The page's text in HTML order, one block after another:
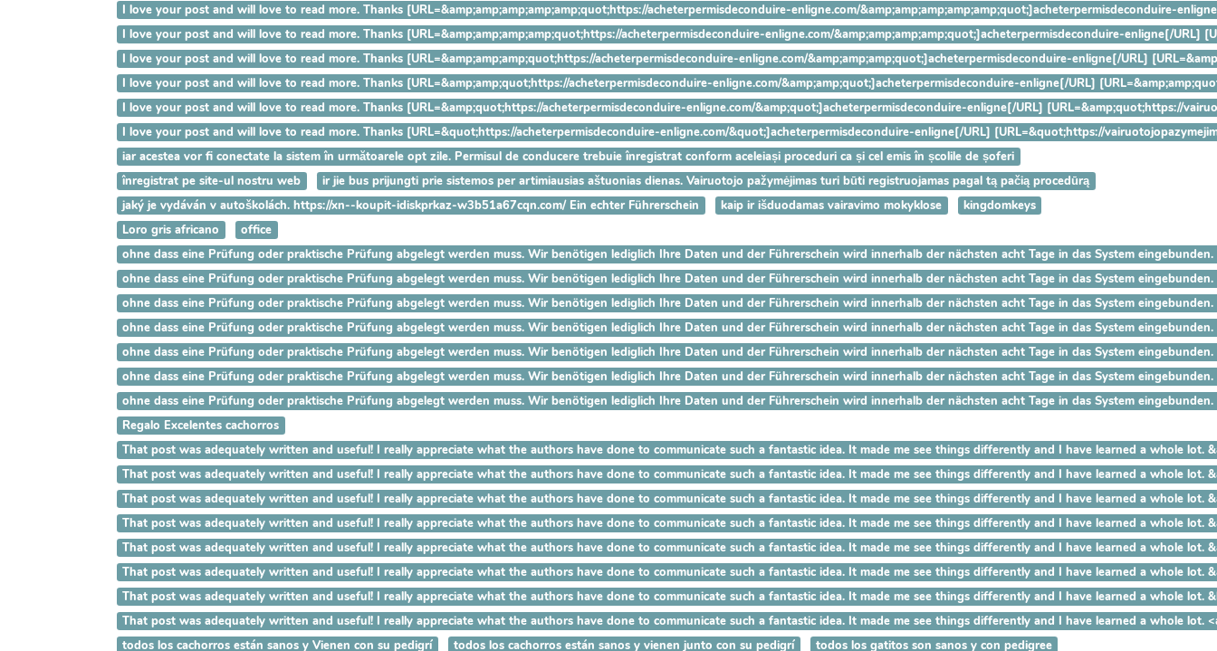
I love your post and will love to read more. Thanks [URL=&amp;amp;amp;amp;amp;quot;https://acheterpermisdeconduire-enligne.com/&amp;amp;amp;amp;amp;quot;]acheterpermisdeconduire-
I love your post and will love to read more. Thanks [URL=&amp;amp;amp;amp;quot;https://acheterpermisdeconduire-enligne.com/&amp;amp;amp;amp;quot;]acheterpermisdeconduire-enligne[/
I love your post and will love to read more. Thanks [URL=&amp;amp;amp;quot;https://acheterpermisdeconduire-enligne.com/&amp;amp;amp;quot;]acheterpermisdeconduire-enligne[/URL]
I love your post and will love to read more. Thanks [URL=&amp;amp;quot;https://acheterpermisdeconduire-enligne.com/&amp;amp;quot;]acheterpermisdeconduire-enligne[/URL]
I love your post and will love to read more. Thanks [URL=&amp;quot;https://acheterpermisdeconduire-enligne.com/&amp;quot;]acheterpermisdeconduire-enligne[/URL]
I love your post and will love to read more. Thanks [URL=&quot;https://acheterpermisdeconduire-enligne.com/&quot;]acheterpermisdeconduire-enligne[/URL] [URL=&quot;https://
iar acestea vor fi conectate la sistem în următoarele opt zile. Permisul de conducere trebuie înregistrat conform aceleiași proceduri ca și cel emis în școlile de șoferi
înregistrat pe site-ul nostru web
ir jie bus prijungti prie sistemos per artimiausias aštuonias dienas. Vairuotojo pažymėjimas turi būti registruojamas pagal tą pačią procedūrą
jaký je vydáván v autoškolách. https://xn--koupit-idiskprkaz-w3b51a67cqn.com/ Ein echter Führerschein
kaip ir išduodamas vairavimo mokyklose
kingdomkeys
Loro gris africano
office
ohne dass eine Prüfung oder praktische Prüfung abgelegt werden muss. Wir benötigen lediglich Ihre Daten und der Führerschein wird innerhalb der nächsten acht Tage in das System
ohne dass eine Prüfung oder praktische Prüfung abgelegt werden muss. Wir benötigen lediglich Ihre Daten und der Führerschein wird innerhalb der nächsten acht Tage in das System
ohne dass eine Prüfung oder praktische Prüfung abgelegt werden muss. Wir benötigen lediglich Ihre Daten und der Führerschein wird innerhalb der nächsten acht Tage in das System
ohne dass eine Prüfung oder praktische Prüfung abgelegt werden muss. Wir benötigen lediglich Ihre Daten und der Führerschein wird innerhalb der nächsten acht Tage in das System
ohne dass eine Prüfung oder praktische Prüfung abgelegt werden muss. Wir benötigen lediglich Ihre Daten und der Führerschein wird innerhalb der nächsten acht Tage in das System
ohne dass eine Prüfung oder praktische Prüfung abgelegt werden muss. Wir benötigen lediglich Ihre Daten und der Führerschein wird innerhalb der nächsten acht Tage in das System
ohne dass eine Prüfung oder praktische Prüfung abgelegt werden muss. Wir benötigen lediglich Ihre Daten und der Führerschein wird innerhalb der nächsten acht Tage in das System
Regalo Excelentes cachorros
That post was adequately written and useful! I really appreciate what the authors have done to communicate such a fantastic idea. It made me see things differently and I have learned a whole lot.
That post was adequately written and useful! I really appreciate what the authors have done to communicate such a fantastic idea. It made me see things differently and I have learned a whole lot.
That post was adequately written and useful! I really appreciate what the authors have done to communicate such a fantastic idea. It made me see things differently and I have learned a whole lot.
That post was adequately written and useful! I really appreciate what the authors have done to communicate such a fantastic idea. It made me see things differently and I have learned a whole lot.
That post was adequately written and useful! I really appreciate what the authors have done to communicate such a fantastic idea. It made me see things differently and I have learned a whole lot.
That post was adequately written and useful! I really appreciate what the authors have done to communicate such a fantastic idea. It made me see things differently and I have learned a whole
That post was adequately written and useful! I really appreciate what the authors have done to communicate such a fantastic idea. It made me see things differently and I have learned a
That post was adequately written and useful! I really appreciate what the authors have done to communicate such a fantastic idea. It made me see things differently and I have learned a whole
todos los cachorros están sanos y Vienen con su pedigrí
todos los cachorros están sanos y vienen junto con su pedigrí todos los gatitos son sanos y con pedigree